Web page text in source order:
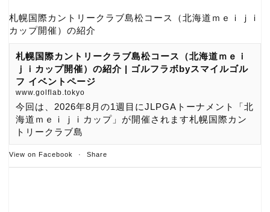
札幌国際カントリークラブ島松コース（北海道ｍｅｉｊｉ
カップ開催）の紹介
札幌国際カントリークラブ島松コース（北海道ｍｅｉ
ｊｉカップ開催）の紹介 | ゴルフラボbyスマイルゴル
フ イベントページ
www.golflab.tokyo
今回は、2026年8月の1週目にJLPGAトーナメント「北
海道ｍｅｉｊｉカップ」が開催されます札幌国際カン
トリークラブ島
View on Facebook · Share